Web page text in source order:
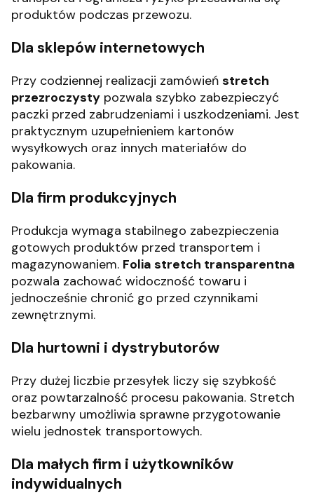
produktów podczas przewozu.
Dla sklepów internetowych
Przy codziennej realizacji zamówień stretch
przezroczysty pozwala szybko zabezpieczyć
paczki przed zabrudzeniami i uszkodzeniami. Jest
praktycznym uzupełnieniem kartonów
wysyłkowych oraz innych materiałów do
pakowania.
Dla firm produkcyjnych
Produkcja wymaga stabilnego zabezpieczenia
gotowych produktów przed transportem i
magazynowaniem. Folia stretch transparentna
pozwala zachować widoczność towaru i
jednocześnie chronić go przed czynnikami
zewnętrznymi.
Dla hurtowni i dystrybutorów
Przy dużej liczbie przesyłek liczy się szybkość
oraz powtarzalność procesu pakowania. Stretch
bezbarwny umożliwia sprawne przygotowanie
wielu jednostek transportowych.
Dla małych firm i użytkowników
indywidualnych